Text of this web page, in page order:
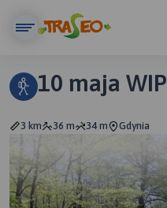
10 maja WIP
3 km 36 m 34 m Gdynia